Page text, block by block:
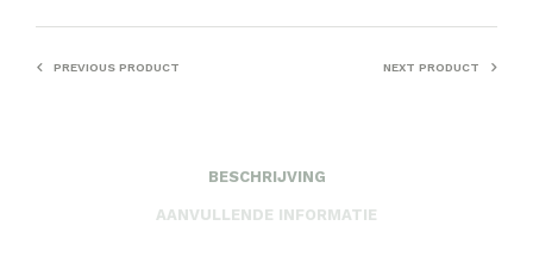
PREVIOUS PRODUCT NEXT PRODUCT
BESCHRIJVING
AANVULLENDE INFORMATIE